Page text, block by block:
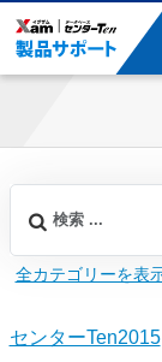
全カテゴリーを表
センターTen2015